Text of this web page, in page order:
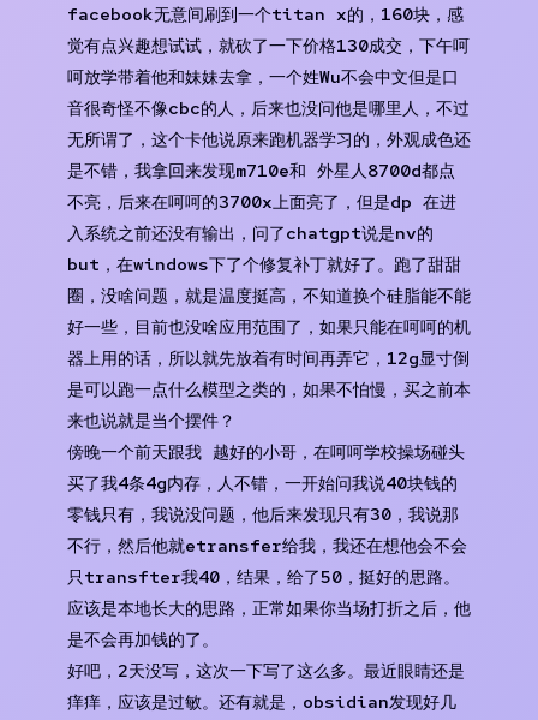
facebook无意间刷到一个titan x的，160块，感
觉有点兴趣想试试，就砍了一下价格130成交，下午呵
呵放学带着他和妹妹去拿，一个姓Wu不会中文但是口
音很奇怪不像cbc的人，后来也没问他是哪里人，不过
无所谓了，这个卡他说原来跑机器学习的，外观成色还
是不错，我拿回来发现m710e和 外星人8700d都点
不亮，后来在呵呵的3700x上面亮了，但是dp 在进
入系统之前还没有输出，问了chatgpt说是nv的
but，在windows下了个修复补丁就好了。跑了甜甜
圈，没啥问题，就是温度挺高，不知道换个硅脂能不能
好一些，目前也没啥应用范围了，如果只能在呵呵的机
器上用的话，所以就先放着有时间再弄它，12g显寸倒
是可以跑一点什么模型之类的，如果不怕慢，买之前本
来也说就是当个摆件？
傍晚一个前天跟我 越好的小哥，在呵呵学校操场碰头
买了我4条4g内存，人不错，一开始问我说40块钱的
零钱只有，我说没问题，他后来发现只有30，我说那
不行，然后他就etransfer给我，我还在想他会不会
只transfter我40，结果，给了50，挺好的思路。
应该是本地长大的思路，正常如果你当场打折之后，他
是不会再加钱的了。
好吧，2天没写，这次一下写了这么多。最近眼睛还是
痒痒，应该是过敏。还有就是，obsidian发现好几